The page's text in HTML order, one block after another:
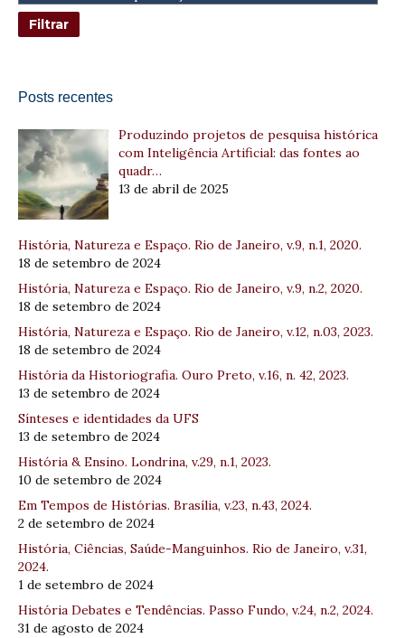
Posts recentes
Produzindo projetos de pesquisa histórica
com Inteligência Artificial: das fontes ao
quadr…
13 de abril de 2025
História, Natureza e Espaço. Rio de Janeiro, v.9, n.1, 2020.
18 de setembro de 2024
História, Natureza e Espaço. Rio de Janeiro, v.9, n.2, 2020.
18 de setembro de 2024
História, Natureza e Espaço. Rio de Janeiro, v.12, n.03, 2023.
18 de setembro de 2024
História da Historiografia. Ouro Preto, v.16, n. 42, 2023.
13 de setembro de 2024
Sínteses e identidades da UFS
13 de setembro de 2024
História & Ensino. Londrina, v.29, n.1, 2023.
10 de setembro de 2024
Em Tempos de Histórias. Brasília, v.23, n.43, 2024.
2 de setembro de 2024
História, Ciências, Saúde-Manguinhos. Rio de Janeiro, v.31,
2024.
1 de setembro de 2024
História Debates e Tendências. Passo Fundo, v.24, n.2, 2024.
31 de agosto de 2024